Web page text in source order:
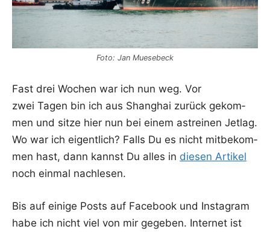
Foto: Jan Muesebeck
Fast drei Wochen war ich nun weg. Vor
zwei Tagen bin ich aus Shang­hai zurück gekom­
men und sit­ze hier nun bei einem ast­rei­nen Jet­lag.
Wo war ich eigent­lich? Falls Du es nicht mit­be­kom­
men hast, dann kannst Du alles in die­sen Arti­kel
noch ein­mal nachlesen.
Bis auf eini­ge Posts auf Face­book und Insta­gram
habe ich nicht viel von mir gege­ben. Inter­net ist